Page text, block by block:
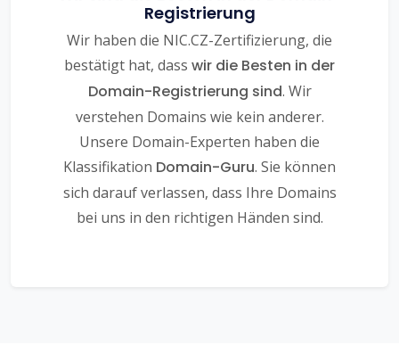
Registrierung
Wir haben die NIC.CZ-Zertifizierung, die
bestätigt hat, dass wir die Besten in der
Domain-Registrierung sind. Wir
verstehen Domains wie kein anderer.
Unsere Domain-Experten haben die
Klassifikation Domain-Guru. Sie können
sich darauf verlassen, dass Ihre Domains
bei uns in den richtigen Händen sind.